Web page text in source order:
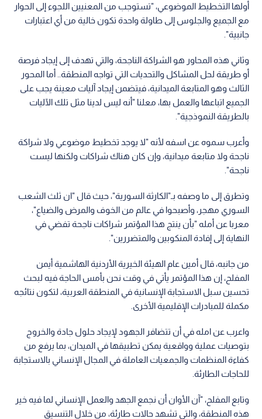
أولها التخطيط الموضوعي، "تستوجب من المعنيين اللجوء إلى الحوار
مع الجميع والجلوس إلى طاولة واحدة تكون خالية من أي اعتبارات
جانبية".
وثاني هذه المحاور هو الشراكة الناجحة، والتي تهدف إلى إيجاد فرصة
أو طريقة لحل المشاكل والتحديات التي تواجه المنطقة.. أما المحور
الثالث وهو المتابعة الميدانية، فيتضمن إيجاد آليات معينة يجب على
الجميع اتباعها والعمل بها، معلنا "أنه ليس لدينا مثل تلك الآليات
بالطريقة النموذجية".
وأعرب سموه عن اسفه لأنه "لا يوجد تخطيط موضوعي ولا شراكة
ناجحة ولا متابعة ميدانية، وإن كان هناك شراكات ولكنها ليست
ناجحة".
وتطرق إلى ما وصفه بـ"الكارثة السورية"، حيث قال "ان ثلث الشعب
السوري مهجر، وأصبحوا في عالم من الخوف والمرض والضياع"،
معربا عن أمله "بأن ينتج هذا المؤتمر شراكات ناجحة تفضي في
النهاية إلى إفادة المنكوبين والمتضررين".
من جانبه، قال أمين عام الهيئة الخيرية الأردنية الهاشمية أيمن
المفلح، إن هذا المؤتمر يأتي في وقت نحن بأمس الحاجة فيه لبحث
تحسين سبل الاستجابة الإنسانية في المنطقة العربية، لتكون نتائجه
مكملة للمبادرات الإقليمية الأخرى.
واعرب عن امله في أن تتضافر الجهود لإيجاد حلول جادة والخروج
بتوصيات عملية وواقعية يمكن تطبيقها في الميدان، بما يرفع من
كفاءة المنظمات والجمعيات العاملة في المجال الإنساني بالاستجابة
للحاجات الطارئة.
وتابع المفلح، "آن الأوان أن نجمع الجهد والعمل الإنساني لما فيه خير
هذه المنطقة، والتي تشهد حالات طارئة، من خلال التنسيق